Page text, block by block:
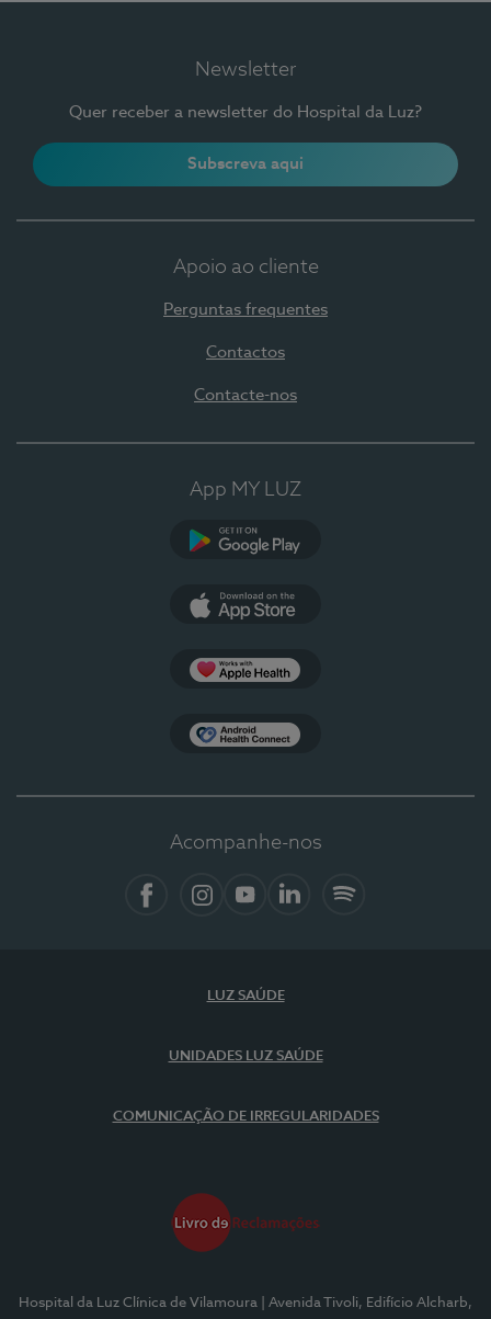
Newsletter
Quer receber a newsletter do Hospital da Luz?
Subscreva aqui
Apoio ao cliente
Perguntas frequentes
Contactos
Contacte-nos
App MY LUZ
Acompanhe-nos
LUZ SAÚDE
UNIDADES LUZ SAÚDE
COMUNICAÇÃO DE IRREGULARIDADES
Hospital da Luz Clínica de Vilamoura
| Avenida Tivoli, Edifício Alcharb,